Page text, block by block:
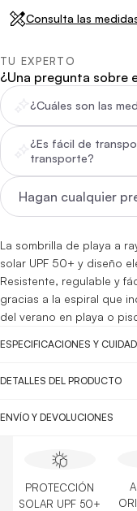
Consulta las
TU EXPERTO
¿Una pregunta sobre
¿Cuáles son las
¿Es fácil de
transporte?
La sombrilla de playa a
solar UPF 50+ y diseño
Resistente, regulable y
gracias a la espiral que
del verano en playa o
ESPECIFICACIONES Y
DETALLES DEL PRODUCTO
ENVÍO Y DEVOLUCIONES
PROTECCIÓN
SOLAR UPF 50+